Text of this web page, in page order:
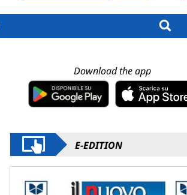
Download the app
E-EDITION